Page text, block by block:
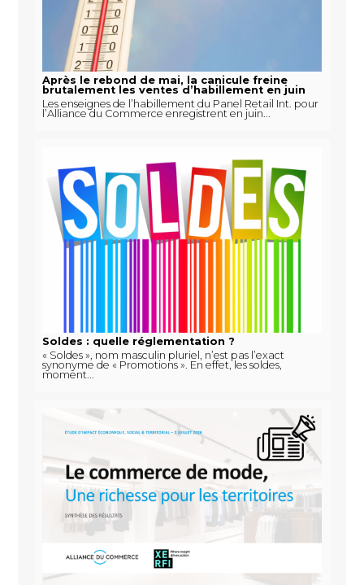
Après le rebond de mai, la canicule freine
brutalement les ventes d’habillement en juin
Les enseignes de l’habillement du Panel Retail Int. pour
l’Alliance du Commerce enregistrent en juin...
Soldes : quelle réglementation ?
« Soldes », nom masculin pluriel, n’est pas l’exact
synonyme de « Promotions ». En effet, les soldes,
moment...